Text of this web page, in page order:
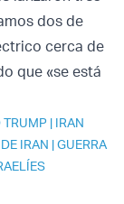
dos de
cerca de
que «se está
| IRAN
IRAN |GUERRA